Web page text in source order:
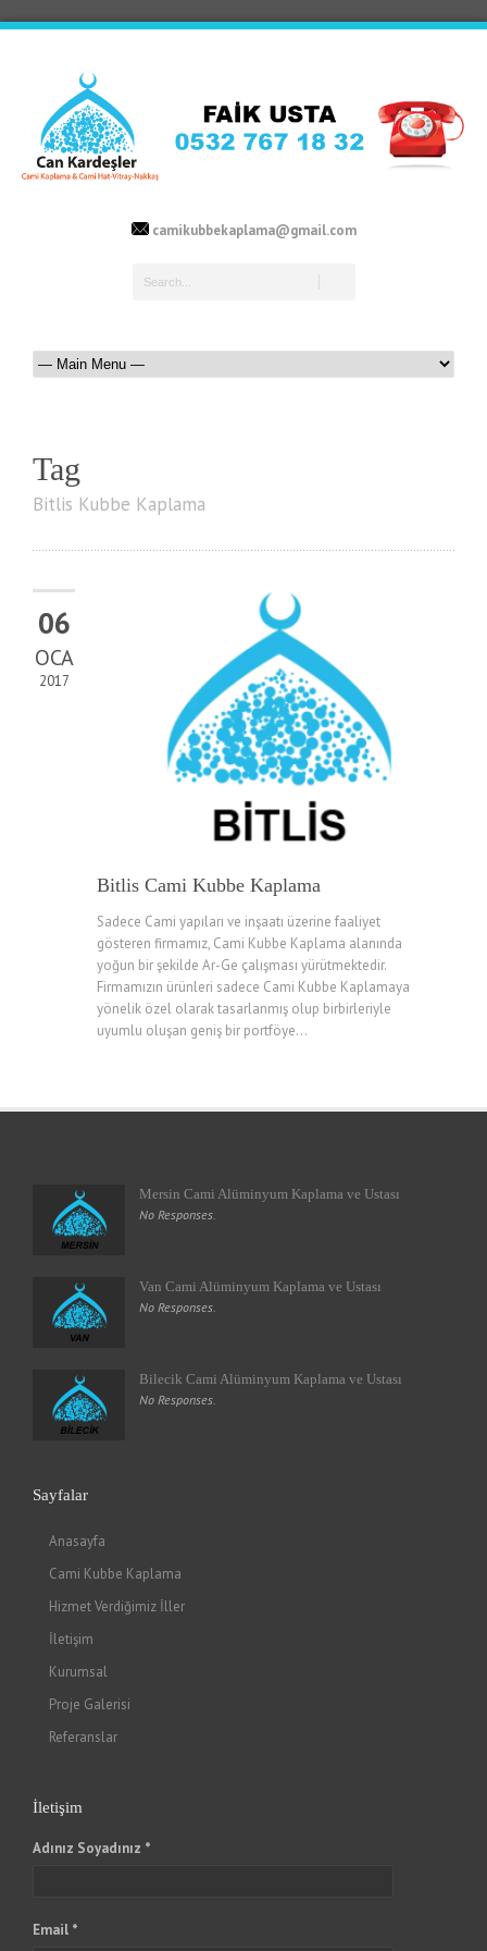
camikubbekaplama@gmail.com
Tag
Bitlis Kubbe Kaplama
06
OCA
2017
Bitlis Cami Kubbe Kaplama
Sadece Cami yapıları ve inşaatı üzerine faaliyet
gösteren firmamız, Cami Kubbe Kaplama alanında
yoğun bir şekilde Ar-Ge çalışması yürütmektedir.
Firmamızın ürünleri sadece Cami Kubbe Kaplamaya
yönelik özel olarak tasarlanmış olup birbirleriyle
uyumlu oluşan geniş bir portföye...
Mersin Cami Alüminyum Kaplama ve Ustası
No Responses.
Van Cami Alüminyum Kaplama ve Ustası
No Responses.
Bilecik Cami Alüminyum Kaplama ve Ustası
No Responses.
Sayfalar
Anasayfa
Cami Kubbe Kaplama
Hizmet Verdiğimiz İller
İletişim
Kurumsal
Proje Galerisi
Referanslar
İletişim
Adınız Soyadınız *
Email *